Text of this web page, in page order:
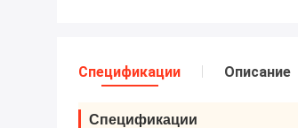
Спецификации Описание
Спецификации